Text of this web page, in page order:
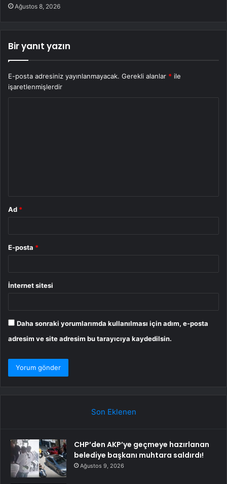
Ağustos 8, 2026
Bir yanıt yazın
E-posta adresiniz yayınlanmayacak. Gerekli alanlar * ile
işaretlenmişlerdir
Ad *
E-posta *
İnternet sitesi
Daha sonraki yorumlarımda kullanılması için adım, e-posta
adresim ve site adresim bu tarayıcıya kaydedilsin.
Son Eklenen
CHP’den AKP’ye geçmeye hazırlanan
belediye başkanı muhtara saldırdı!
Ağustos 9, 2026